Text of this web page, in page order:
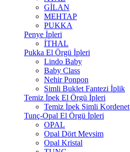
GİLAN
MEHTAP
PUKKA
Penye İpleri
İTHAL
Pukka El Örgü İpleri
Lindo Baby
Baby Class
Nehir Ponpon
Simli Buklet Fantezi İplik
Temiz İpek El Örgü İpleri
Temiz İpek Simli Kordenet
Tunç-Opal El Örgü İpleri
OPAL
Opal Dört Mevsim
Opal Kristal